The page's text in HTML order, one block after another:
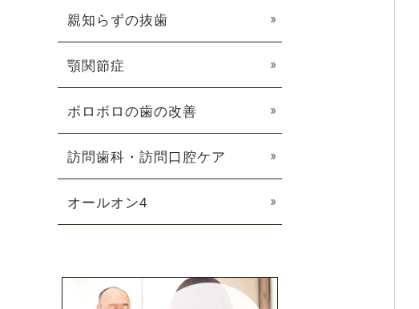
親知らずの抜歯
顎関節症
ボロボロの歯の改善
訪問歯科・訪問口腔ケア
オールオン4